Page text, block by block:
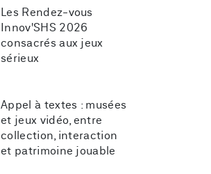
Les Rendez-vous
Innov'SHS 2026
consacrés aux jeux
sérieux
Appel à textes : musées
et jeux vidéo, entre
collection, interaction
et patrimoine jouable